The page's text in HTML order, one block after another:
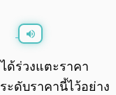
ด้ร่วงแตะราคา
ะดับราคานี้ไว้อย่าง